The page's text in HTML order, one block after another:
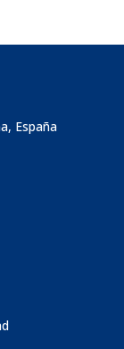
España